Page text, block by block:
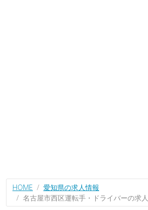
HOME
愛知県の求人情報
名古屋市西区運転手・ドライバーの求人